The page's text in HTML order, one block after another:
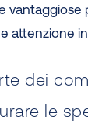
vantaggiose
attenzione
dei
le